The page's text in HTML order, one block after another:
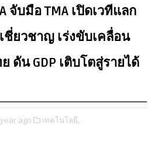
จับมือ TMA เปิดเวทีแลก
ชี่ยวชาญ เร่งขับเคลื่อน
ดัน GDP เติบโตสู่รายได้
ago เทคโนโลยี,